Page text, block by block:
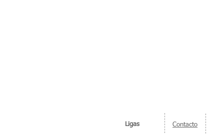
Ligas Contacto